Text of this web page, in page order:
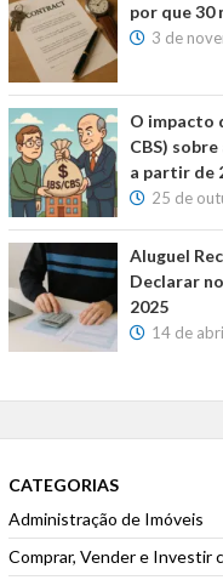
por que 30
3 de
O impacto
CBS)
a partir de
25 de
Aluguel
Declarar
2025
14 de
CATEGORIAS
Administração de Imóveis
Comprar, Vender e Investir